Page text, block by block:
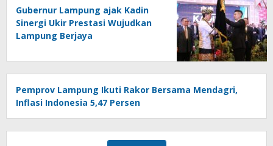
Gubernur Lampung ajak Kadin
Sinergi Ukir Prestasi Wujudkan
Lampung Berjaya
Pemprov Lampung Ikuti Rakor Bersama Mendagri,
Inflasi Indonesia 5,47 Persen